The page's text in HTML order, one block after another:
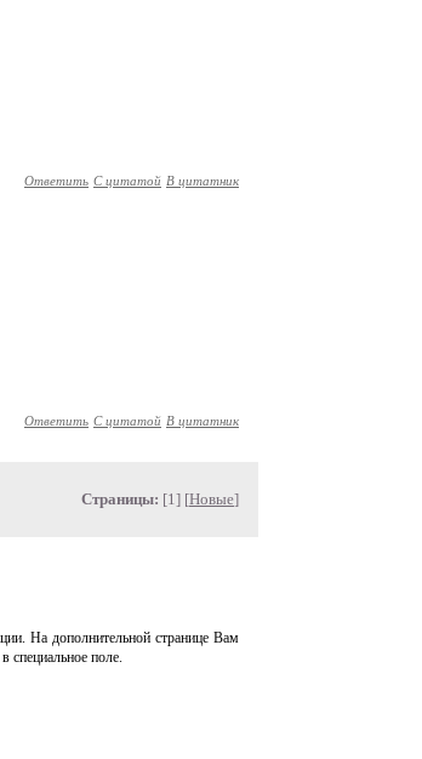
Ответить С цитатой В цитатник
Ответить С цитатой В цитатник
Страницы: [1] [Новые]
На дополнительной странице Вам
специальное поле.